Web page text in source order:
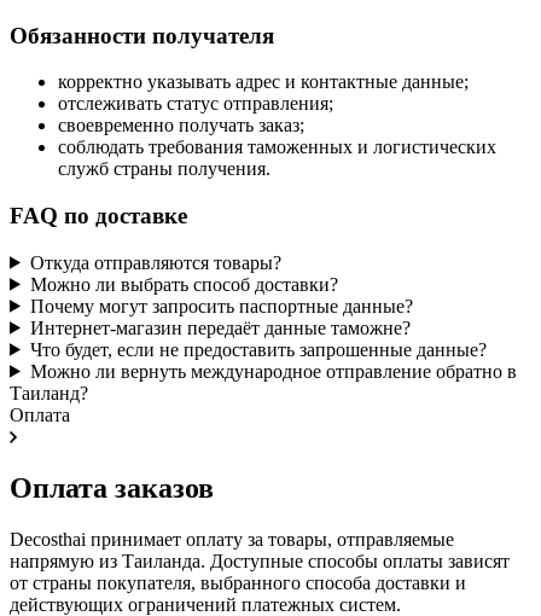
Обязанности получателя
корректно указывать адрес и контактные данные;
отслеживать статус отправления;
своевременно получать заказ;
соблюдать требования таможенных и логистических
служб страны получения.
FAQ по доставке
Откуда отправляются товары?
Можно ли выбрать способ доставки?
Почему могут запросить паспортные данные?
Интернет-магазин передаёт данные таможне?
Что будет, если не предоставить запрошенные данные?
Можно ли вернуть международное отправление обратно в
Таиланд?
Оплата
Оплата заказов
Decosthai принимает оплату за товары, отправляемые
напрямую из Таиланда. Доступные способы оплаты зависят
от страны покупателя, выбранного способа доставки и
действующих ограничений платежных систем.